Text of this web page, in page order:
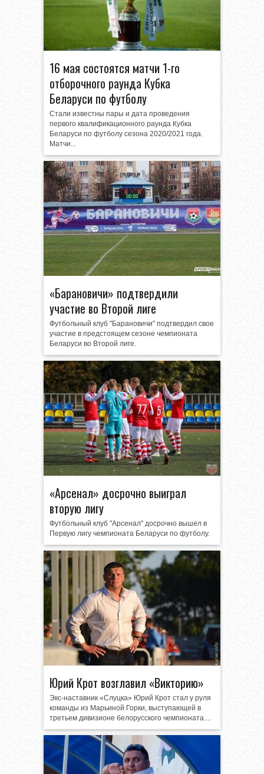
16 мая состоятся матчи 1-го
отборочного раунда Кубка
Беларуси по футболу
Стали известны пары и дата проведения
первого квалификационного раунда Кубка
Беларуси по футболу сезона 2020/2021 года.
Матчи...
«Барановичи» подтвердили
участие во Второй лиге
Футбольный клуб "Барановичи" подтвердил свое
участие в предстоящем сезоне чемпионата
Беларуси во Второй лиге.
«Арсенал» досрочно выиграл
вторую лигу
Футбольный клуб "Арсенал" досрочно вышел в
Первую лигу чемпионата Беларуси по футболу.
Юрий Крот возглавил «Викторию»
Экс-наставник «Слуцка» Юрий Крот стал у руля
команды из Марьиной Горки, выступающей в
третьем дивизионе белорусского чемпионата....